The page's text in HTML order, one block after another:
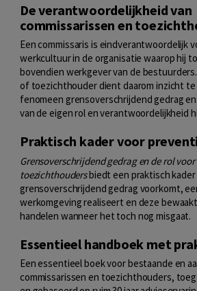
De verantwoordelijkheid van
commissarissen en
Een commissaris is eindverantwoordelijk
werkcultuur in de organisatie waarop hij
bovendien werkgever van de
of toezichthouder dient daarom inzicht
fenomeen grensoverschrijdend gedrag
van de eigen rol en verantwoordelijkheid
Praktisch kader voor
Grensoverschrijdend gedrag en de rol
toezichthoudersbiedt een praktisch kader
grensoverschrijdend gedrag voorkomt,
werkomgeving realiseert en deze
handelen wanneer het toch nog misgaat.
Essentieel handboek met
Een essentieel boek voor bestaande en
commissarissen en toezichthouders,